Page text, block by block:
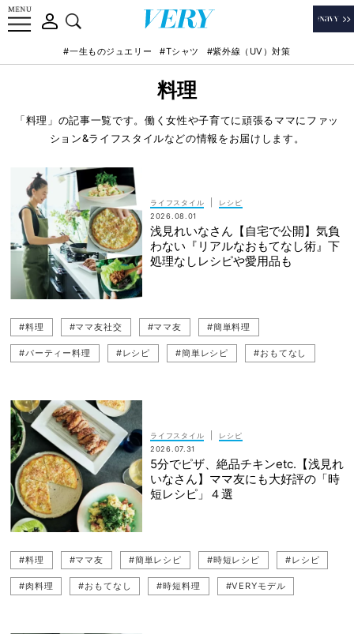
#一生ものジュエリー #Tシャツ #紫外線（UV）対策
料理
「料理」の記事一覧です。働く女性や子育てに頑張るママにファッ
ション&ライフスタイルなどの情報をお届けします。
ライフスタイル
レシピ
2026.08.01
浅見れいなさん【自宅で公開】気負
わない『リアルなおもてなし術』下
処理なしレシピや愛用品も
#料理 #ママ友社交 #ママ友 #簡単料理
#パーティー料理 #レシピ #簡単レシピ #おもてなし
ライフスタイル
レシピ
2026.07.31
5分でピザ、絶品チキンetc.【浅見れ
いなさん】ママ友にも大好評の「時
短レシピ」４選
#料理 #ママ友 #簡単レシピ #時短レシピ #レシピ
#肉料理 #おもてなし #時短料理 #VERYモデル